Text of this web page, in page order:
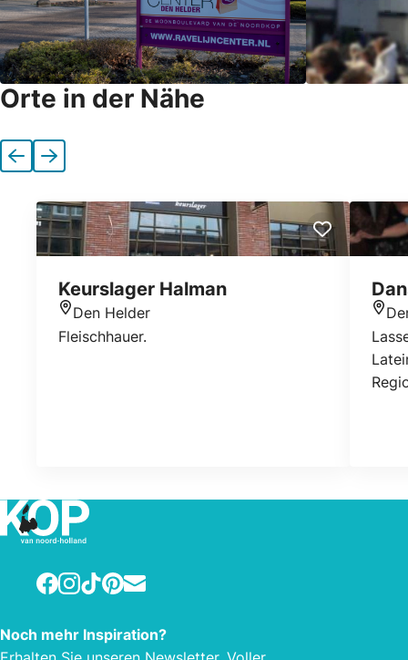
Orte in der Nähe
VorherigeNächste
Keurslager Halman
Standort
Den Helder
Fleischhauer.
Facebook
Instagram
TikTokPinterest
E-mail
Noch mehr Inspiration?